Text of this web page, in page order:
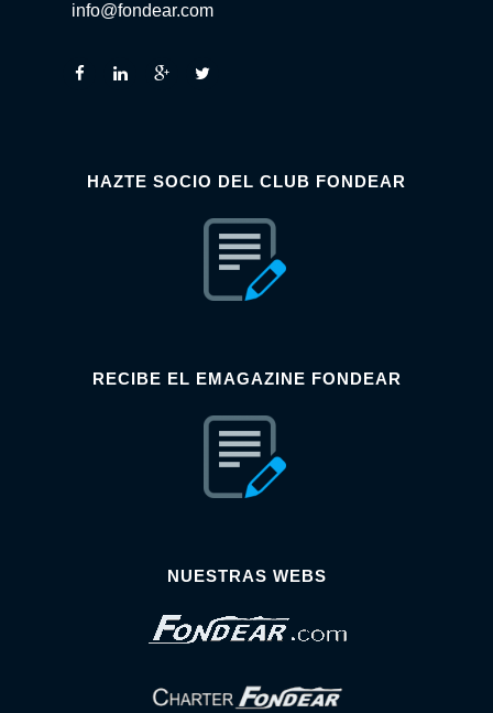
info@fondear.com
HAZTE SOCIO DEL CLUB FONDEAR
RECIBE EL EMAGAZINE FONDEAR
NUESTRAS WEBS